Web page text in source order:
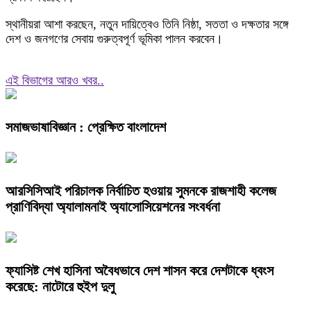
স্থানীয়রা আশা করছেন, নতুন দায়িত্বেও তিনি নিষ্ঠা, সততা ও দক্ষতার সঙ্গে
দেশ ও জনগণের সেবায় গুরুত্বপূর্ণ ভূমিকা পালন করবেন।
এই বিভাগের আরও খবর..
সমাজভাষাবিজ্ঞান : প্রেক্ষিত বাংলাদেশ
আরসিসিআই পরিচালক নির্বাচিত হওয়ায় সুমনকে রাজশাহী কলেজ
প্রাণিবিদ্যা অ্যালামনাই অ্যাসোসিয়েশনের সংবর্ধনা
ফ্যাসিষ্ট শেখ হাসিনা অবৈধভাবে দেশ শাসন করে দেশটাকে ধ্বংস
করেছে: নাটোরে হুইপ দুলু